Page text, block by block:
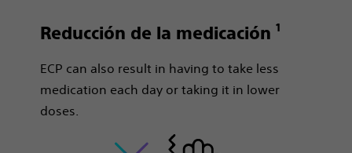
Reducción de la medicación 1
ECP can also result in having to take less
medication each day or taking it in lower
doses.